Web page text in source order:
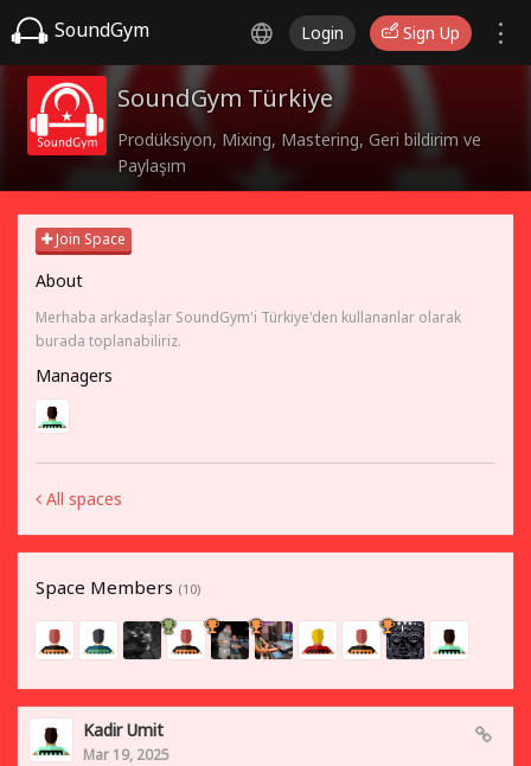
SoundGym Login Sign Up
SoundGym Türkiye
Prodüksiyon, Mixing, Mastering, Geri bildirim ve
Paylaşım
Join Space
About
Merhaba arkadaşlar SoundGym'i Türkiye'den kullananlar olarak
burada toplanabiliriz.
Managers
All spaces
Space Members (10)
Kadir Umit
Mar 19, 2025